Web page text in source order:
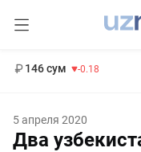
146 сум -0.18
5 апреля 2020
Два